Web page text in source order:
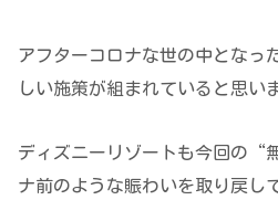
アフターコロナな世の中となっ
しい施策が組まれていると思い
ディズニーリゾートも今回の“
ナ前のような賑わいを取り戻し